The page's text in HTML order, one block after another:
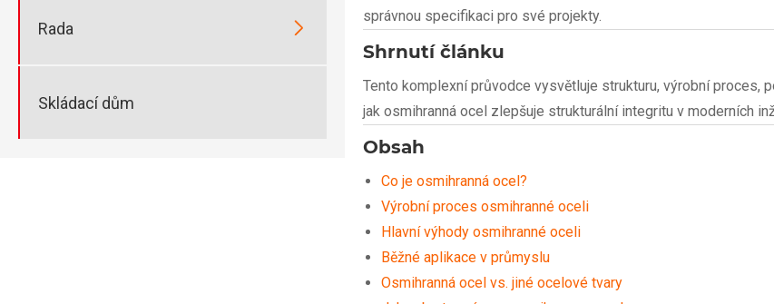
Rada 
Skládací dům
správnou specifikaci pro své projekty.
Shrnutí článku
Tento komplexní průvodce vysvětluje strukturu, výrobní proces,
jak osmihranná ocel zlepšuje strukturální integritu v moderních
Obsah
Co je osmihranná ocel?
Výrobní proces osmihranné oceli
Hlavní výhody osmihranné oceli
Běžné aplikace v průmyslu
Osmihranná ocel vs. jiné ocelové tvary